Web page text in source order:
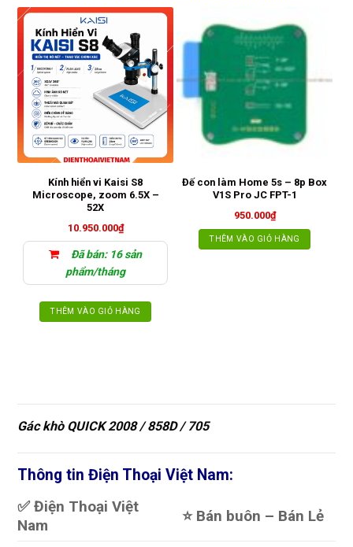
Kính hiển vi Kaisi S8
Microscope, zoom 6.5X –
52X
10.950.000₫
Đã bán: 16 sản
phẩm/tháng
THÊM VÀO GIỎ HÀNG
Đế con làm Home 5s – 8p Box
V1S Pro JC FPT-1
950.000₫
THÊM VÀO GIỎ HÀNG
Gác khò QUICK 2008 / 858D / 705
Thông tin Điện Thoại Việt Nam:
✅ Điện Thoại Việt
Nam
⭐️ Bán buôn – Bán Lẻ